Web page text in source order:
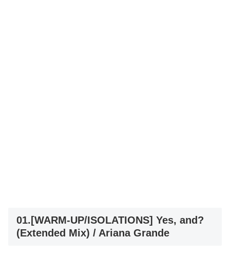
01.[WARM-UP/ISOLATIONS] Yes, and?
(Extended Mix) / Ariana Grande